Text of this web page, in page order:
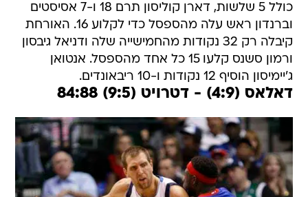
כולל 5 שלשות, דארן קוליסון תרם 18 ו-7 אסיסטים
וברנדון ראש עלה מהספסל כדי לקלוע 16. האורחת
קיבלה רק 32 נקודות מהחמישייה שלה ודניאל גיבסון
ורמון סשנס קלעו 15 כל אחד מהספסל. אנטואן
ג'יימיסון הוסיף 12 נקודות ו-10 ריבאונדים.
דאלאס (4:9) - דטרויט (9:5) 84:88